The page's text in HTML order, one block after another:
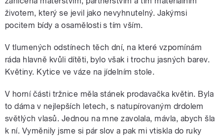
životem, který se jevil jako nevyhnutelný. Jakýmsi
pocitem bídy a osamělosti s tím vším.
V tlumených odstínech těch dní, na které vzpomínám
ráda hlavně kvůli dítěti, bylo však i trochu jasných barev.
Květiny. Kytice ve váze na jídelním stole.
V horní části tržnice měla stánek prodavačka květin. Byla
to dáma v nejlepších letech, s natupírovaným drdolem
světlých vlasů. Jednou na mne zavolala, mávla, abych šla
k ní. Vyměnily jsme si pár slov a pak mi vtiskla do ruky